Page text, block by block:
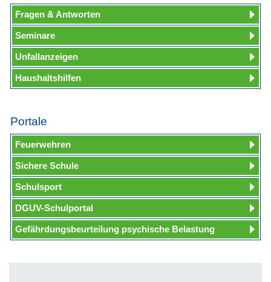
Fragen & Antworten
Seminare
Unfallanzeigen
Haushaltshilfen
Portale
Feuerwehren
Sichere Schule
Schulsport
DGUV-Schulportal
Gefährdungsbeurteilung psychische Belastung